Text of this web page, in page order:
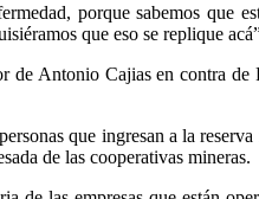
porque sabemos que
que eso se replique
Antonio Cajias en contra
que ingresan a la
de las cooperativas mineras.